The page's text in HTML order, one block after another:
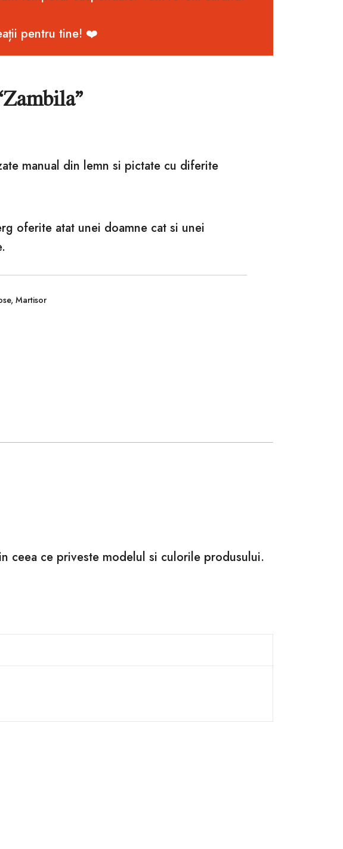
pentru tine! ❤️
manual din lemn si pictate cu diferite
oferite atat unei doamne cat si unei
, Martisor
ceea ce priveste modelul si culorile produsului.